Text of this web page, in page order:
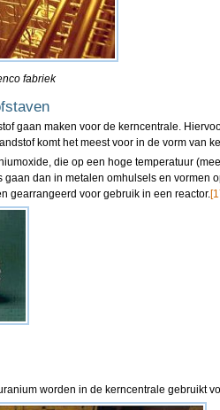
fabriek
gaan maken voor de kerncentrale.
komt het meest voor in de vorm van
die op een hoge temperatuur
dan in metalen omhulsels en vormen
gearrangeerd voor gebruik in een reactor.
worden in de kerncentrale gebruikt